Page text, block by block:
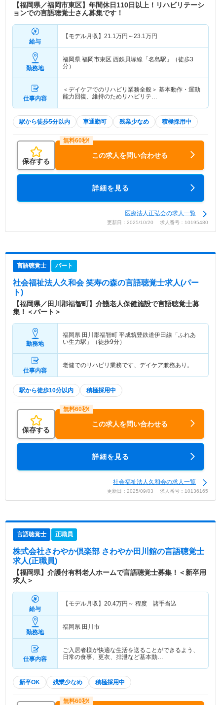
【福岡県／福岡市東区】年間休日110日以上！リハビリテーシ
ョンでの言語聴覚士さん募集です！
給与
【モデル月収】 21.1万円～23.1万円
勤務地
福岡県 福岡市東区 西鉄貝塚線「名島駅」（徒歩3
分）
仕事内容
＜デイケアでのリハビリ業務全般＞ 基本動作・運動
能力回復、維持のためリハビリテ…
駅から徒歩5分以内 車通勤可 残業少なめ 積極採用中
保存する
この求人を問い合わせる
詳細を見る
医療法人正弘会の求人一覧
更新日：2025/10/20 求人番号：10195480
言語聴覚士 パート
社会福祉法人久和会 笑寿の森の言語聴覚士求人(パー
ト)
【福岡県／田川郡福智町】介護老人保健施設で言語聴覚士募
集！＜パート＞
勤務地
福岡県 田川郡福智町 平成筑豊鉄道伊田線「ふれあ
い生力駅」（徒歩9分）
仕事内容
老健でのリハビリ業務です、デイケア兼務あり。
駅から徒歩10分以内 積極採用中
保存する
この求人を問い合わせる
詳細を見る
社会福祉法人久和会の求人一覧
更新日：2025/09/03 求人番号：10136165
言語聴覚士 正職員
株式会社さわやか倶楽部 さわやか田川館の言語聴覚士
求人(正職員)
【福岡県】介護付有料老人ホームで言語聴覚士募集！＜新卒用
求人＞
給与
【モデル月収】 20.4万円～ 程度 諸手当込
勤務地
福岡県 田川市
仕事内容
ご入居者様が快適な生活を送ることができるよう、
日常の食事、更衣、排泄など基本動…
新卒OK 残業少なめ 積極採用中